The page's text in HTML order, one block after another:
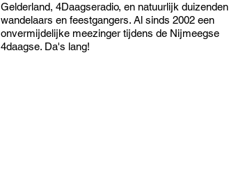
Gelderland, 4Daagseradio, en natuurlijk duizenden
wandelaars en feestgangers. Al sinds 2002 een
onvermijdelijke meezinger tijdens de Nijmeegse
4daagse. Da's lang!